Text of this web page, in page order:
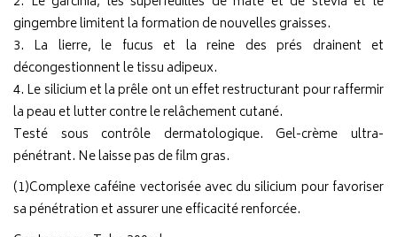
gingembre limitent la formation de nouvelles graisses.
3. La lierre, le fucus et la reine des prés drainent et
décongestionnent le tissu adipeux.
4. Le silicium et la prêle ont un effet restructurant pour raffermir
la peau et lutter contre le relâchement cutané.
Testé sous contrôle dermatologique. Gel-crème ultra-
pénétrant. Ne laisse pas de film gras.
(1)Complexe caféine vectorisée avec du silicium pour favoriser
sa pénétration et assurer une efficacité renforcée.